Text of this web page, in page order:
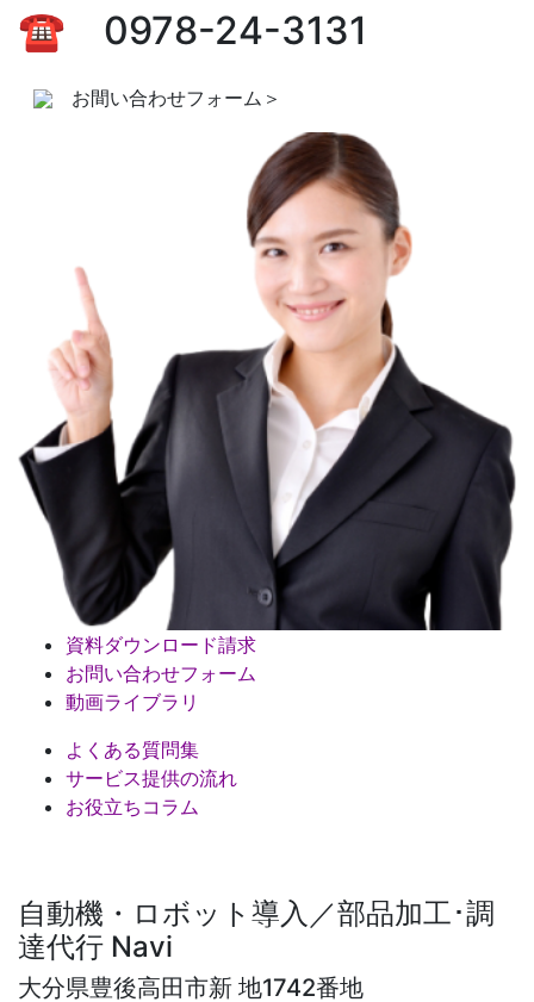
☎ 0978-24-3131
お間い合わせフォーム＞
資料ダウンロード請求
お問い合わせフォーム
動画ライブラリ
よくある質問集
サービス提供の流れ
お役立ちコラム
自動機・ロボット導入／部品加工･調
達代行 Navi
大分県豊後高田市新 地1742番地